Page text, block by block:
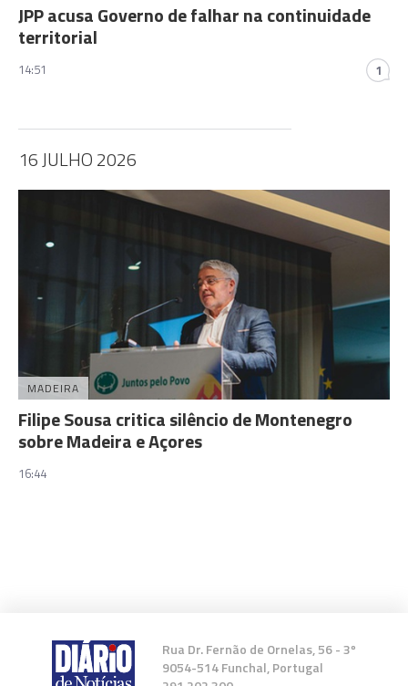
JPP acusa Governo de falhar na continuidade
territorial
14:51 1
16 JULHO 2026
MADEIRA
Filipe Sousa critica silêncio de Montenegro
sobre Madeira e Açores
16:44
Rua Dr. Fernão de Ornelas, 56 - 3º
9054-514 Funchal, Portugal